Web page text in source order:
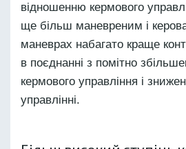
відношенню кермового
ще більш маневреним і
маневрах набагато краще
в поєднанні з помітно
кермового управління і
управлінні.